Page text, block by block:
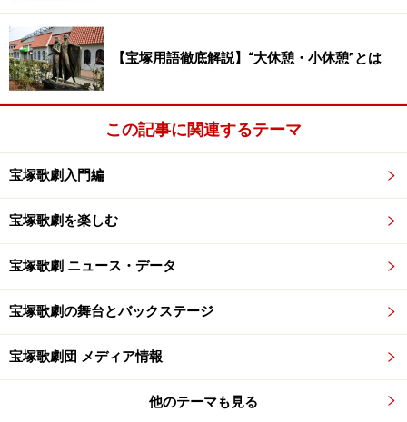
ロマンチック・レビュー『Amour それは･･･』
・4月17日（金）～5月18日（月） 宝塚大劇場
・6月5日（金）～7月5日（日） 東京宝塚劇場
関連記事
宝塚歌劇団トップスターの変遷
※記事内容は執筆時点のものです。最新の内容をご確認くださ
い。
楽天市場で宝塚の CD・DVD をチェック！
【宝塚用語徹底解説】“大休憩・小休憩”とは
この記事に関連するテーマ
宝塚歌劇入門編
宝塚歌劇を楽しむ
宝塚歌劇 ニュース・データ
宝塚歌劇の舞台とバックステージ
宝塚歌劇団 メディア情報
他のテーマも見る